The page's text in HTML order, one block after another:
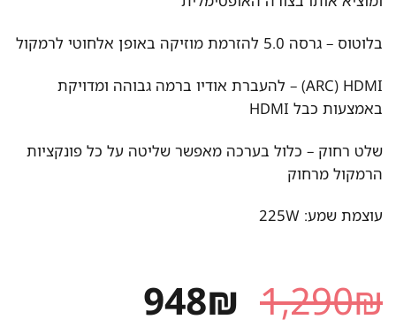
בלוטוס – גרסה 5.0 להזרמת מוזיקה באופן אלחוטי לרמקול
ARC) HDMI) – להעברת אודיו ברמה גבוהה ומדויקת
באמצעות כבל HDMI
שלט רחוק – כלול בערכה מאפשר שליטה על כל פונקציות
הרמקול מרחוק
עוצמת שמע: 225W
1,290₪ המחיר
948₪ המחיר